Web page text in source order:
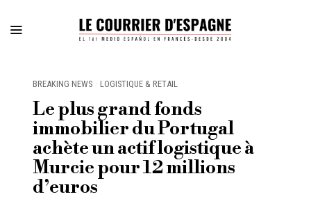
BREAKING NEWS · LOGISTIQUE & RETAIL
Le plus grand fonds
immobilier du Portugal
achète un actif logistique à
Murcie pour 12 millions
d’euros